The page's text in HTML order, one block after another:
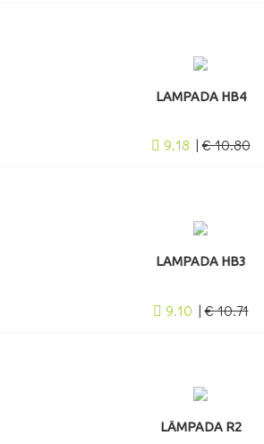
LAMPADA HB4
9.18 |€ 10.80
LAMPADA HB3
9.10 |€ 10.71
LÂMPADA R2